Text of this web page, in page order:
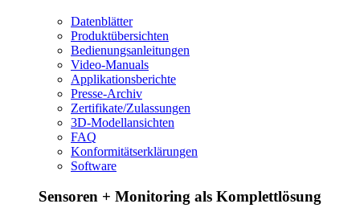
Datenblätter
Produktübersichten
Bedienungsanleitungen
Video-Manuals
Applikationsberichte
Presse-Archiv
Zertifikate/Zulassungen
3D-Modellansichten
FAQ
Konformitätserklärungen
Software
Sensoren + Monitoring als Komplettlösung